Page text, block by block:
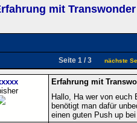
mit Transwonder
Seite 1 / 3 nächste
Erfahrung mit
Hallo, Ha wer von euch
benötigt man dafür
einen guten Push up